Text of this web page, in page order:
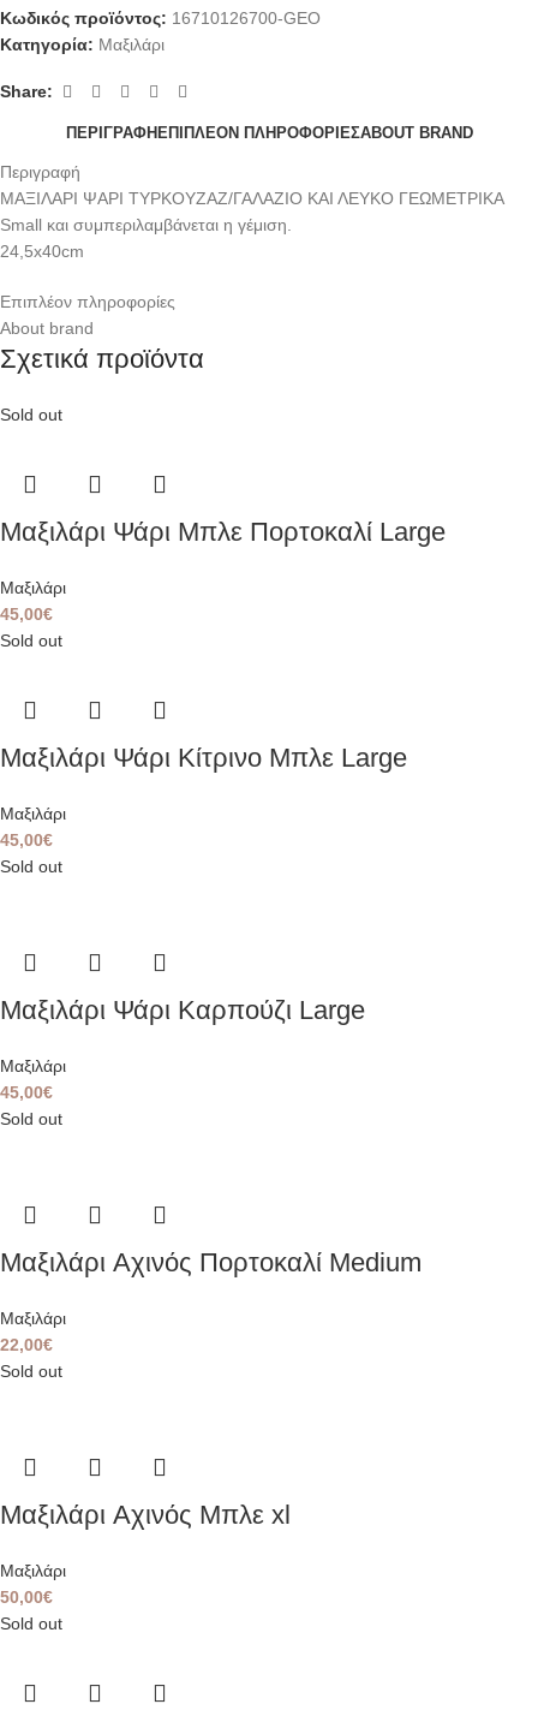
Κωδικός προϊόντος: 16710126700-GEO
Κατηγορία: Μαξιλάρι
Share:
ΠΕΡΙΓΡΑΦΉ ΕΠΙΠΛΈΟΝ ΠΛΗΡΟΦΟΡΊΕΣABOUT BRAND
Περιγραφή
ΜΑΞΙΛΑΡΙ ΨΑΡΙ ΤΥΡΚΟΥΖΑΖ/ΓΑΛΑΖΙΟ ΚΑΙ ΛΕΥΚΟ ΓΕΩΜΕΤΡΙΚΑ
Small και συμπεριλαμβάνεται η γέμιση.
24,5x40cm
Επιπλέον πληροφορίες
About brand
Σχετικά προϊόντα
Sold out
Μαξιλάρι Ψάρι Μπλε Πορτοκαλί Large
Μαξιλάρι
45,00€
Sold out
Μαξιλάρι Ψάρι Κίτρινο Μπλε Large
Μαξιλάρι
45,00€
Sold out
Μαξιλάρι Ψάρι Καρπούζι Large
Μαξιλάρι
45,00€
Sold out
Μαξιλάρι Aχινός Πορτοκαλί Medium
Μαξιλάρι
22,00€
Sold out
Μαξιλάρι Aχινός Μπλε xl
Μαξιλάρι
50,00€
Sold out